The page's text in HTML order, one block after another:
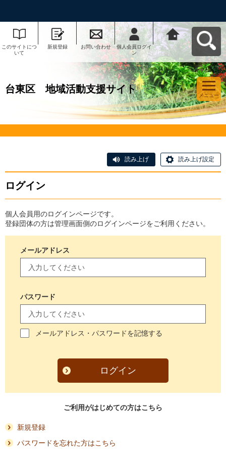
このサイトにつ
いて
新規登録 お問い合わせ
個人会員ログイ
ン
台東区 地域活
動支援サイトへ
戻る
台東区 地域活動支援サイト
メニュー
読み上げ 読み上げ設定
ログイン
個人会員用のログインページです。
登録団体の方は管理画面側のログインページをご利用ください。
メールアドレス
パスワード
メールアドレス・パスワードを記憶する
ログイン
ご利用がはじめての方はこちら
新規登録
パスワードを忘れた方はこちら